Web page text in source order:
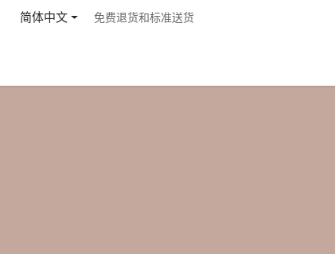
跳至内容
简体中文 免费退货和标准送货